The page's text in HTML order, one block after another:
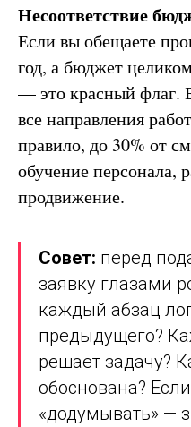
Несоответствие
Если вы обещаете
год, а бюджет
— это красный флаг.
все направления
правило, до 30% от
обучение персонала,
продвижение.
Совет: перед
заявку глазами
каждый абзац
предыдущего?
решает задачу?
обоснована?
«додумывать» —